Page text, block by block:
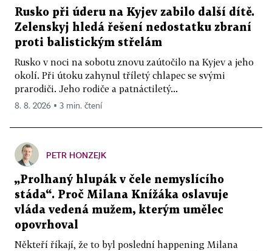
Rusko při úderu na Kyjev zabilo další dítě.
Zelenskyj hledá řešení nedostatku zbraní
proti balistickým střelám
Rusko v noci na sobotu znovu zaútočilo na Kyjev a jeho
okolí. Při útoku zahynul tříletý chlapec se svými
prarodiči. Jeho rodiče a patnáctiletý...
8. 8. 2026 ▪ 3 min. čtení
PETR HONZEJK
„Prolhaný hlupák v čele nemyslícího
stáda“. Proč Milana Knížáka oslavuje
vláda vedená mužem, kterým umělec
opovrhoval
Někteří říkají, že to byl poslední happening Milana